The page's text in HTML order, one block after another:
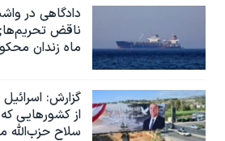
دادگاهی در
ماه زندان
گزارش‌:
از کشورهایی
سلاح حزب‌الله